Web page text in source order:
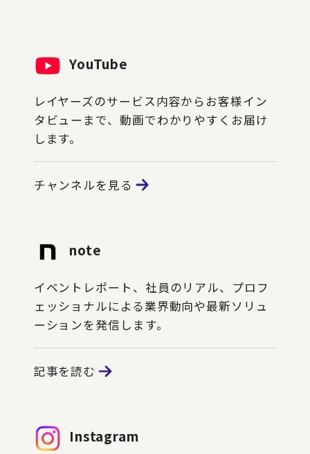
YouTube
レイヤーズのサービス内容からお客様イン
タビューまで、動画でわかりやすくお届け
します。
チャンネルを見る
note
イベントレポート、社員のリアル、プロフ
ェッショナルによる業界動向や最新ソリュ
ーションを発信します。
記事を読む
Instagram